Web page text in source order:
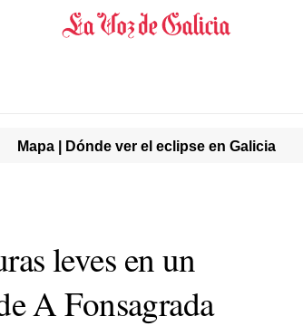
Mapa | Dónde ver el eclipse en Galicia
leves en un
A Fonsagrada